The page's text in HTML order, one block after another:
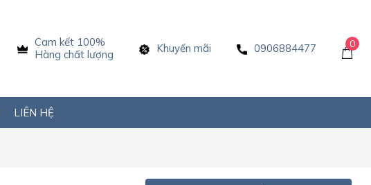
Cam kết 100%
Hàng chất lượng
Khuyến mãi 0906884477 0
LIÊN HỆ